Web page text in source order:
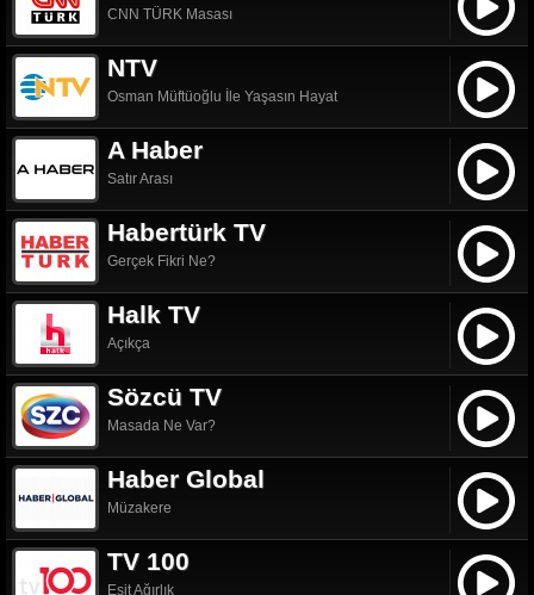
CNN TÜRK Masası
NTV
Osman Müftüoğlu İle Yaşasın Hayat
A Haber
Satır Arası
Habertürk TV
Gerçek Fikri Ne?
Halk TV
Açıkça
Sözcü TV
Masada Ne Var?
Haber Global
Müzakere
TV 100
Eşit Ağırlık